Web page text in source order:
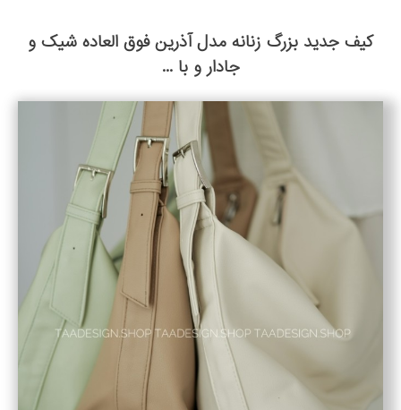
کیف جدید بزرگ زنانه مدل آذرین فوق العاده شیک و
جادار و با ...